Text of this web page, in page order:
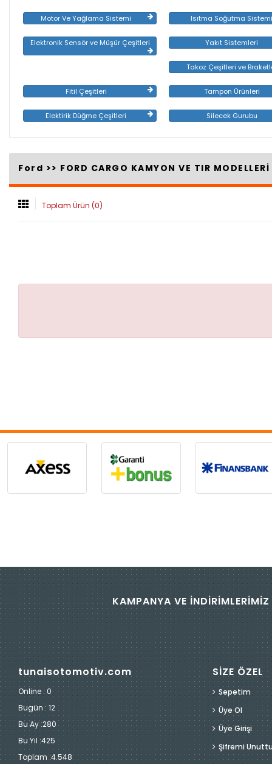
Motor Ve Yağlama Sistemi Isıtma Soğutma
Elektronik Sensör ve Müşür Çeşitleri Yakıt Sistemleri
Takoz Çeşitleri ve
Fitil Çeşitleri Tampon Ürünleri
Elektirik Düğme Çeşitleri Silecek Gurubu
Ford >> FORD CARGO KAMYON VE TIR MODELLERİ
Toplam Ürün (0)
KAMPANYA VE
tunaisotomotiv.com
Online : 0
Bugün : 12
Bu Ay :280
Bu Yıl :425
Toplam :4.548
SİZE ÖZEL
Sepetim
Üye Ol
Üye Girişi
Şifremi